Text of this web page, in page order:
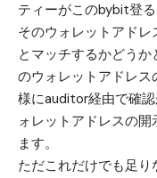
ティーがこのbybit登
そのウォレットアド
とマッチするかどう
のウォレットアドレ
様にauditor経由で確
ォレットアドレスの
ます。
ただこれだけでも足